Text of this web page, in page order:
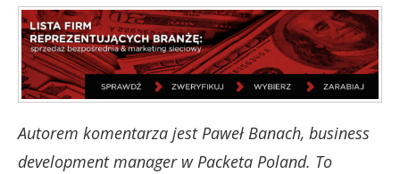
Autorem komentarza jest Paweł Banach, business
development manager w Packeta Poland. To